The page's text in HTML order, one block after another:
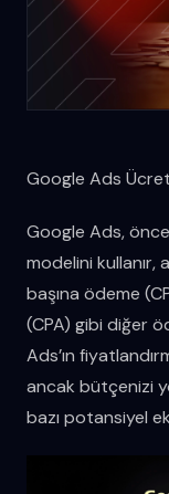
Google Ads
Google Ads,
modelini
başına ödeme
(CPA) gibi diğer
Ads’ın
ancak bütçenizi
bazı potansiyel